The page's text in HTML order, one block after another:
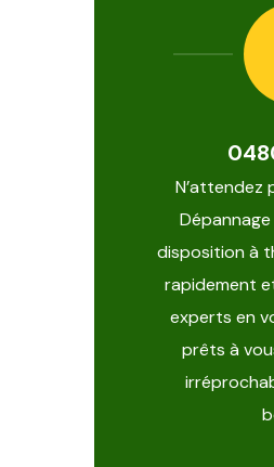
N’attendez
disposition à
rapidement
experts en
prêts à